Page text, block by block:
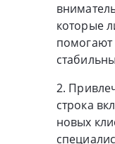
которые
помогают
2.
строка
новых